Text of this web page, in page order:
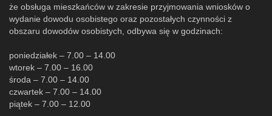
że obsługa mieszkańców w zakresie przyjmowania wniosków o
wydanie dowodu osobistego oraz pozostałych czynności z
obszaru dowodów osobistych, odbywa się w godzinach:
poniedziałek – 7.00 – 14.00
wtorek – 7.00 – 16.00
środa – 7.00 – 14.00
czwartek – 7.00 – 14.00
piątek – 7.00 – 12.00